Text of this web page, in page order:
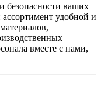
безопасности ваших
удобной и
вместе с нами,